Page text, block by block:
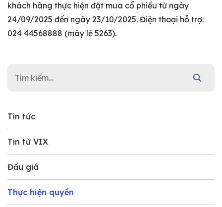
Tin tức
Tin từ VIX
Đấu giá
Thực hiện quyền
khách hàng thực hiện đặt mua cổ phiếu từ ngày
24/09/2025 đến ngày 23/10/2025. Điện thoại hỗ trợ:
024 44568888 (máy lẻ 5263).